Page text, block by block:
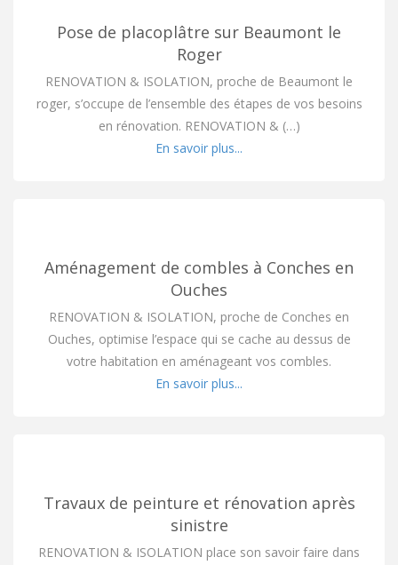
Pose de placoplâtre sur Beaumont le
Roger
RENOVATION & ISOLATION, proche de Beaumont le
roger, s’occupe de l’ensemble des étapes de vos besoins
en rénovation. RENOVATION & (…)
En savoir plus...
Aménagement de combles à Conches en
Ouches
RENOVATION & ISOLATION, proche de Conches en
Ouches, optimise l’espace qui se cache au dessus de
votre habitation en aménageant vos combles.
En savoir plus...
Travaux de peinture et rénovation après
sinistre
RENOVATION & ISOLATION place son savoir faire dans